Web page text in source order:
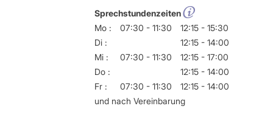
Sprechstundenzeiten
Mo :
07:30 - 11:30
12:15 - 15:30
Di :
12:15 - 14:00
Mi :
07:30 - 11:30
12:15 - 17:00
Do :
12:15 - 14:00
Fr :
07:30 - 11:30
12:15 - 14:00
und nach Vereinbarung